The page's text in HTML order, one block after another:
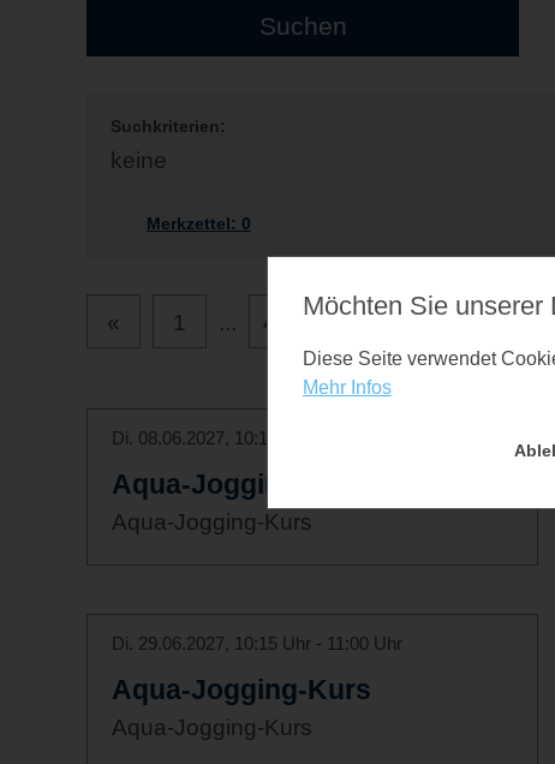
Suchkriterien:
keine
Merkzettel: 0
« 1 ... 49 50 51 52 53
Di. 08.06.2027, 10:15 Uhr - 11:00 Uhr
Aqua-Jogging-Kurs
Aqua-Jogging-Kurs
Di. 29.06.2027, 10:15 Uhr - 11:00 Uhr
Aqua-Jogging-Kurs
Aqua-Jogging-Kurs
Möchten Sie unserer
Diese Seite verwendet
Mehr Infos